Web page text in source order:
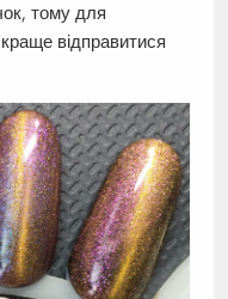
тому для
відправитися